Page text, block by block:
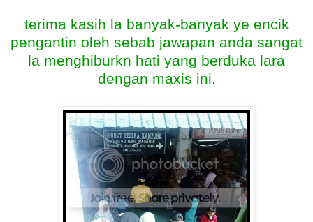
terima kasih la banyak-banyak ye encik
pengantin oleh sebab jawapan anda sangat
la menghiburkn hati yang berduka lara
dengan maxis ini.